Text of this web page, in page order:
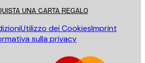
UNA CARTA REGALO
Utilizzo dei CookiesImprint
sulla privacy